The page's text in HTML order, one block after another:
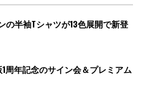
の半袖Tシャツが13色展開で新登
1周年記念のサイン会＆プレミアム